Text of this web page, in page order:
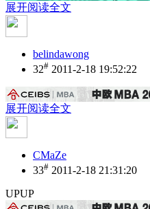
展开阅读全文
belindawong
32# 2011-2-18 19:52:22
展开阅读全文
CMaZe
33# 2011-2-18 21:31:20
UPUP